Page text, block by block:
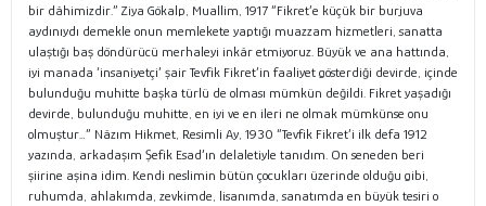
bir dâhimizdir.” Ziya Gökalp, Muallim, 1917 “Fikret’e küçük bir burjuva
aydınıydı demekle onun memlekete yaptığı muazzam hizmetleri, sanatta
ulaştığı baş döndürücü merhaleyi inkâr etmiyoruz. Büyük ve ana hattında,
iyi manada ‘insaniyetçi’ şair Tevfik Fikret’in faaliyet gösterdiği devirde, içinde
bulunduğu muhitte başka türlü de olması mümkün değildi. Fikret yaşadığı
devirde, bulunduğu muhitte, en iyi ve en ileri ne olmak mümkünse onu
olmuştur…” Nâzım Hikmet, Resimli Ay, 1930 “Tevfik Fikret’i ilk defa 1912
yazında, arkadaşım Şefik Esad’ın delaletiyle tanıdım. On seneden beri
şiirine aşina idim. Kendi neslimin bütün çocukları üzerinde olduğu gibi,
ruhumda, ahlakımda, zevkimde, lisanımda, sanatımda en büyük tesiri o